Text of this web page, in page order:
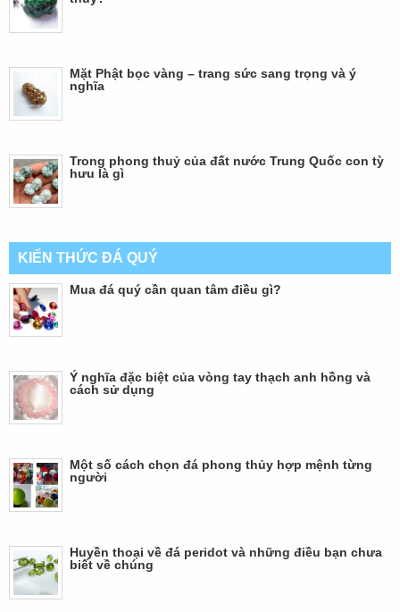
Mặt Phật bọc vàng – trang sức sang trọng và ý
nghĩa
Trong phong thuỷ của đất nước Trung Quốc con tỳ
hưu là gì
KIẾN THỨC ĐÁ QUÝ
Mua đá quý cần quan tâm điều gì?
Ý nghĩa đặc biệt của vòng tay thạch anh hồng và
cách sử dụng
Một số cách chọn đá phong thủy hợp mệnh từng
người
Huyền thoại về đá peridot và những điều bạn chưa
biết về chúng